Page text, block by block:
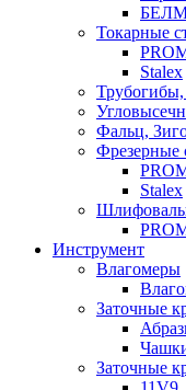
Токарные
Stalex
Фальц,
Фрезерные
Stalex
Инструмент
Влагомеры
Заточные
Заточные